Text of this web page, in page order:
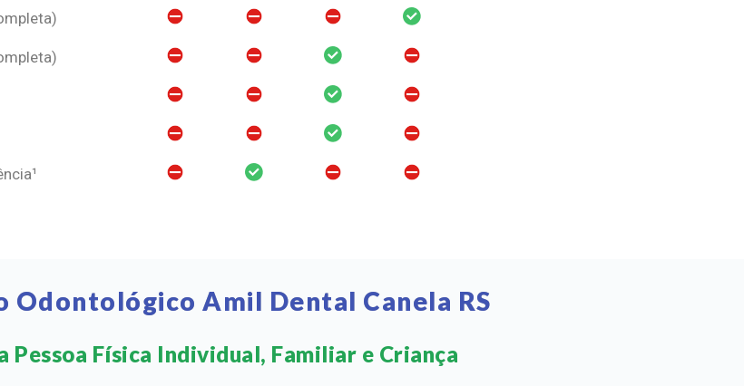
Odontológico Amil Dental Canela RS
Pessoa Física Individual, Familiar e Criança​